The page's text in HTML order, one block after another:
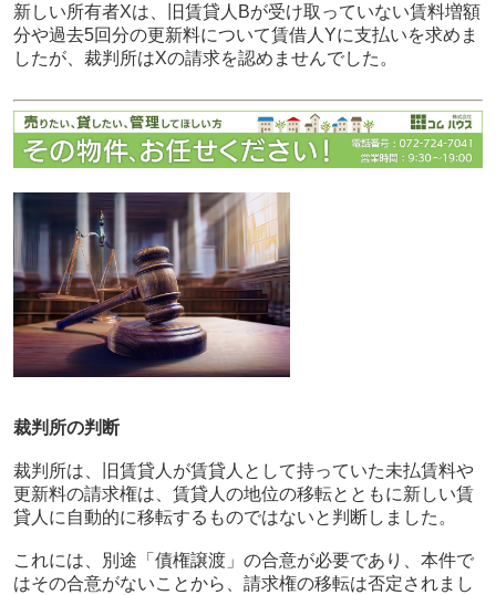
新しい所有者Xは、旧賃貸人Bが受け取っていない賃料増額
分や過去5回分の更新料について賃借人Yに支払いを求めま
したが、裁判所はXの請求を認めませんでした。
裁判所の判断
裁判所は、旧賃貸人が賃貸人として持っていた未払賃料や
更新料の請求権は、賃貸人の地位の移転とともに新しい賃
貸人に自動的に移転するものではないと判断しました。
これには、別途「債権譲渡」の合意が必要であり、本件で
はその合意がないことから、請求権の移転は否定されまし